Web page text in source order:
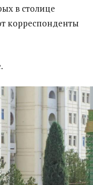
в столице
корреспонденты